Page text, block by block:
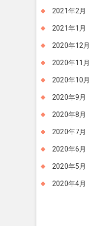
2021年2月
2021年1月
2020年12月
2020年11月
2020年10月
2020年9月
2020年8月
2020年7月
2020年6月
2020年5月
2020年4月